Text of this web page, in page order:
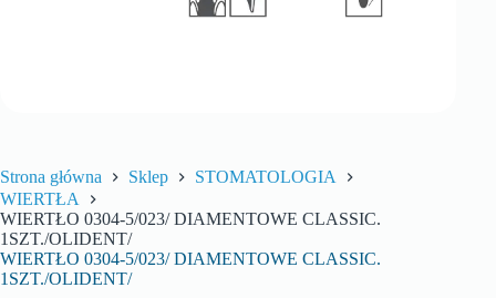
Strona główna Sklep
STOMATOLOGIA
WIERTŁA
WIERTŁO 0304-5/023/ DIAMENTOWE CLASSIC.
1SZT./OLIDENT/
WIERTŁO 0304-5/023/ DIAMENTOWE CLASSIC.
1SZT./OLIDENT/